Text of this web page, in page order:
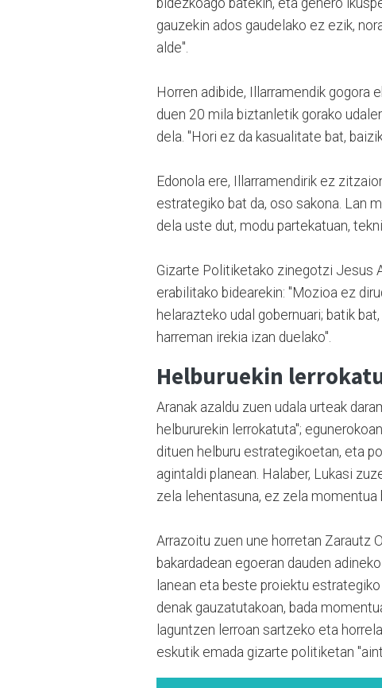
bidezkoago batekin, eta genero
gauzekin ados gaudelako ez ezik,
alde".
Horren adibide, Illarramendik
duen 20 mila biztanletik gorako
dela. "Hori ez da kasualitate bat,
Edonola ere, Illarramendirik ez
estrategiko bat da, oso sakona. Lan
dela uste dut, modu partekatuan,
Gizarte Politiketako zinegotzi Jesus
erabilitako bidearekin: "Mozioa ez
helarazteko udal gobernuari; batik
harreman irekia izan duelako".
Helburuekin
Aranak azaldu zuen udala urteak
helbururekin lerrokatuta";
dituen helburu estrategikoetan, eta
agintaldi planean. Halaber, Lukasi
zela lehentasuna, ez zela momentua
Arrazoitu zuen une horretan Zarautz
bakardadean egoeran dauden
lanean eta beste proiektu
denak gauzatutakoan, bada
laguntzen lerroan sartzeko eta
eskutik emada gizarte politiketan